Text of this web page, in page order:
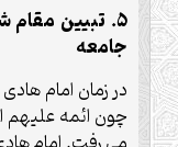
5. تبیین مقام
جامعه
در زمان امام هادی
چون ائمه علیهم